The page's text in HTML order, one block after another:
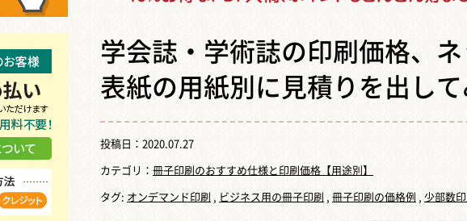
学会誌・学術誌の印刷価格、
表紙の用紙別に見積りを出し
投稿日： 2020.07.27
カテゴリ： 冊子印刷のおすすめ仕様と印刷価格【用途別】
タグ: オンデマンド印刷 ビジネス用の冊子印刷 冊子印刷の価格例 少部数